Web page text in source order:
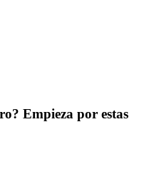
Empieza por estas